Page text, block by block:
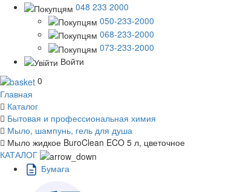
048 233 2000
050-233-2000
068-233-2000
073-233-2000
Войти
0
Главная
Каталог
Бытовая и профессиональная химия
Мыло, шампунь, гель для душа
Мыло жидкое BuroClean ECO 5 л, цветочное
КАТАЛОГ
Бумага